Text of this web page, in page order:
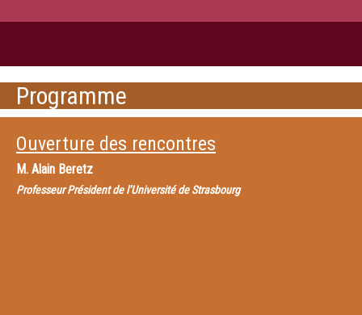
Programme
Ouverture des rencontres
M. Alain Beretz
Professeur Président de l’Université de Strasbourg